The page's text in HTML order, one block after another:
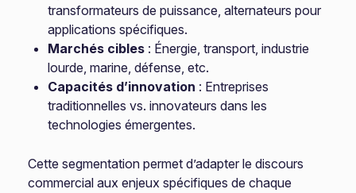
transformateurs de puissance, alternateurs pour
applications spécifiques.
Marchés cibles : Énergie, transport, industrie
lourde, marine, défense, etc.
Capacités d’innovation : Entreprises
traditionnelles vs. innovateurs dans les
technologies émergentes.
Cette segmentation permet d’adapter le discours
commercial aux enjeux spécifiques de chaque